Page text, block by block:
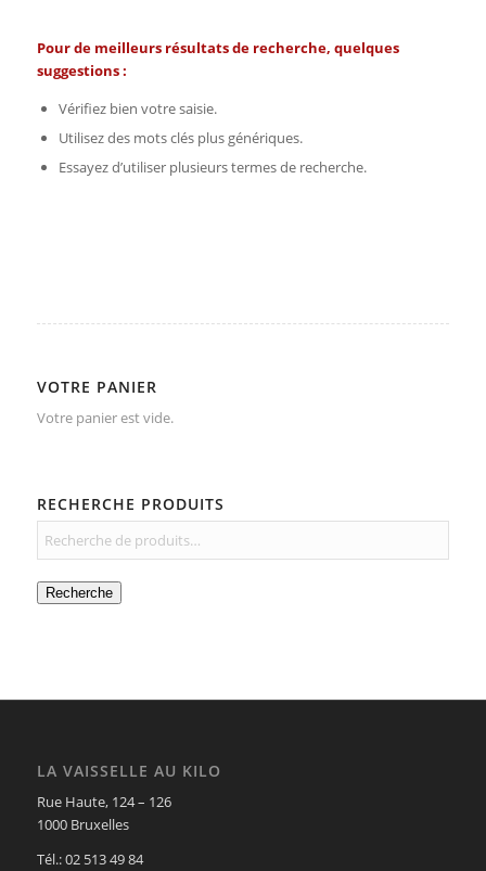
Pour de meilleurs résultats de recherche, quelques
suggestions :
Vérifiez bien votre saisie.
Utilisez des mots clés plus génériques.
Essayez d’utiliser plusieurs termes de recherche.
VOTRE PANIER
Votre panier est vide.
RECHERCHE PRODUITS
Recherche
LA VAISSELLE AU KILO
Rue Haute, 124 – 126
1000 Bruxelles
Tél.: 02 513 49 84